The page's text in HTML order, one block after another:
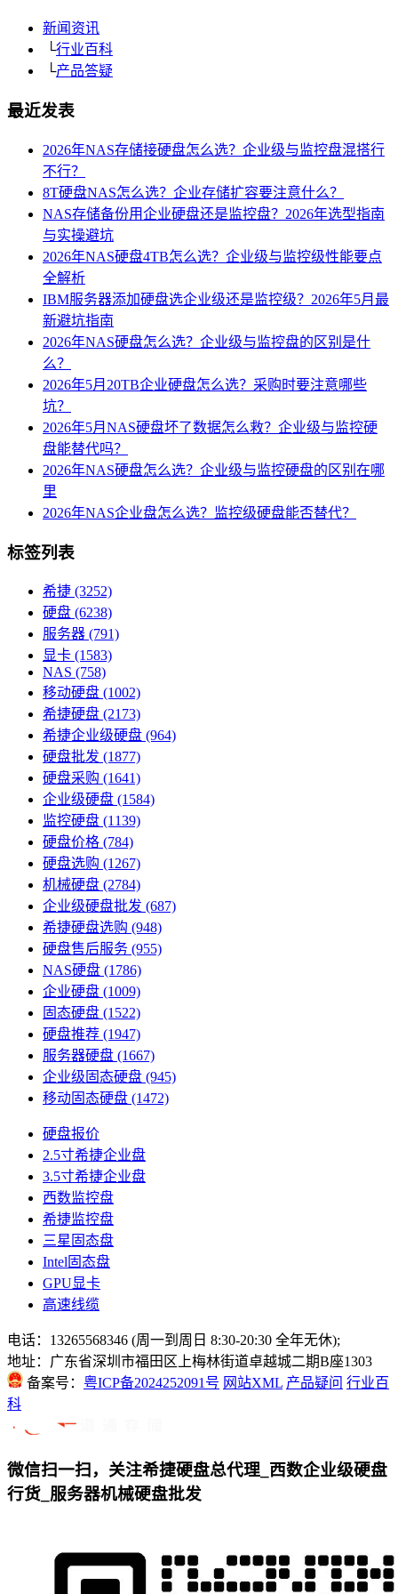
新闻资讯
└行业百科
└产品答疑
最近发表
2026年NAS存储接硬盘怎么选？企业级与监控盘混搭行
不行？
8T硬盘NAS怎么选？企业存储扩容要注意什么？
NAS存储备份用企业硬盘还是监控盘？2026年选型指南
与实操避坑
2026年NAS硬盘4TB怎么选？企业级与监控级性能要点
全解析
IBM服务器添加硬盘选企业级还是监控级？2026年5月最
新避坑指南
2026年NAS硬盘怎么选？企业级与监控盘的区别是什
么？
2026年5月20TB企业硬盘怎么选？采购时要注意哪些
坑？
2026年5月NAS硬盘坏了数据怎么救？企业级与监控硬
盘能替代吗？
2026年NAS硬盘怎么选？企业级与监控硬盘的区别在哪
里
2026年NAS企业盘怎么选？监控级硬盘能否替代？
标签列表
希捷 (3252)
硬盘 (6238)
服务器 (791)
显卡 (1583)
NAS (758)
移动硬盘 (1002)
希捷硬盘 (2173)
希捷企业级硬盘 (964)
硬盘批发 (1877)
硬盘采购 (1641)
企业级硬盘 (1584)
监控硬盘 (1139)
硬盘价格 (784)
硬盘选购 (1267)
机械硬盘 (2784)
企业级硬盘批发 (687)
希捷硬盘选购 (948)
硬盘售后服务 (955)
NAS硬盘 (1786)
企业硬盘 (1009)
固态硬盘 (1522)
硬盘推荐 (1947)
服务器硬盘 (1667)
企业级固态硬盘 (945)
移动固态硬盘 (1472)
硬盘报价
2.5寸希捷企业盘
3.5寸希捷企业盘
西数监控盘
希捷监控盘
三星固态盘
Intel固态盘
GPU显卡
高速线缆
电话：13265568346 (周一到周日 8:30-20:30 全年无休);
地址：广东省深圳市福田区上梅林街道卓越城二期B座1303
备案号： 粤ICP备2024252091号 网站XML 产品疑问 行业百
科
微信扫一扫，关注希捷硬盘总代理_西数企业级硬盘
行货_服务器机械硬盘批发